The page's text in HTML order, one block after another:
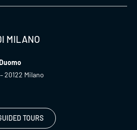
MILANO
20122 Milano
TOURS